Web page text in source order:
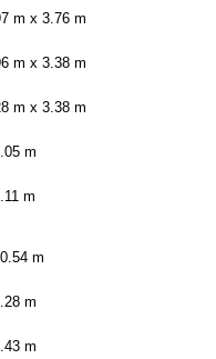
m x 3.76 m
m x 3.38 m
m x 3.38 m
m
m
m
m
m